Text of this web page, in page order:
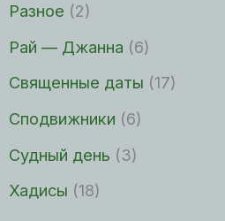
Разное (2)
Рай — Джанна (6)
Священные даты (17)
Сподвижники (6)
Судный день (3)
Хадисы (18)